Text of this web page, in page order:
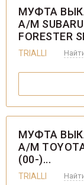
МУФТА
А/М SUBARU
FORESTER
TRIALLI
МУФТА
А/М
(00-)...
TRIALLI